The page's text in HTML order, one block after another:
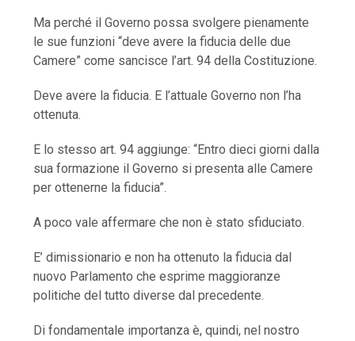
Ma perché il Governo possa svolgere pienamente
le sue funzioni “deve avere la fiducia delle due
Camere” come sancisce l’art. 94 della Costituzione.
Deve avere la fiducia. E l’attuale Governo non l’ha
ottenuta.
E lo stesso art. 94 aggiunge: “Entro dieci giorni dalla
sua formazione il Governo si presenta alle Camere
per ottenerne la fiducia”.
A poco vale affermare che non è stato sfiduciato.
E’ dimissionario e non ha ottenuto la fiducia dal
nuovo Parlamento che esprime maggioranze
politiche del tutto diverse dal precedente.
Di fondamentale importanza è, quindi, nel nostro